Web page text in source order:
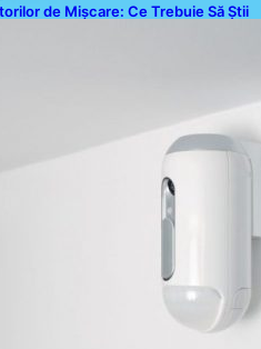
de Mișcare: Ce Trebuie Să Știi